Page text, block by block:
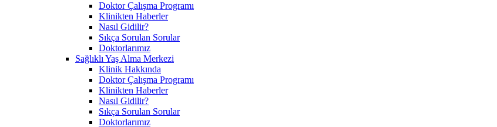
Doktor Çalışma Programı
Klinikten Haberler
Nasıl Gidilir?
Sıkça Sorulan Sorular
Doktorlarımız
Sağlıklı Yaş Alma Merkezi
Klinik Hakkında
Doktor Çalışma Programı
Klinikten Haberler
Nasıl Gidilir?
Sıkça Sorulan Sorular
Doktorlarımız